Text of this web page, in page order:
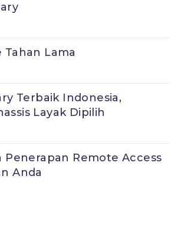
Tahan Lama
Terbaik Indonesia,
Layak Dipilih
Penerapan Remote Access
Anda